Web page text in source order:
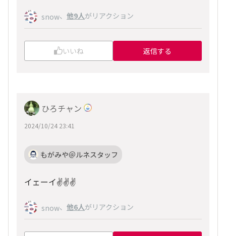
snow、 他9人がリアクション
いいね 返信する
ひろチャン
2024/10/24 23:41
もがみや＠ルネスタッフ
イェーイ✌️✌️✌️
snow、 他6人がリアクション